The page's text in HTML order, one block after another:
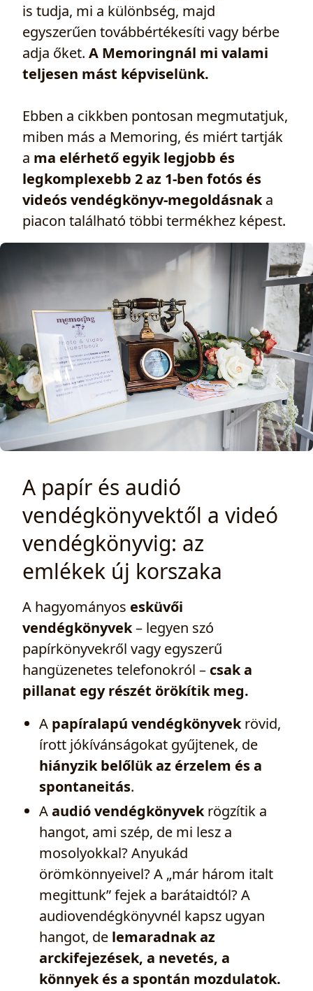
is tudja, mi a különbség, majd
egyszerűen továbbértékesíti vagy bérbe
adja őket. A Memoringnál mi valami
teljesen mást képviselünk.
Ebben a cikkben pontosan megmutatjuk,
miben más a Memoring, és miért tartják
a ma elérhető egyik legjobb és
legkomplexebb 2 az 1-ben fotós és
videós vendégkönyv-megoldásnaka
piacon található többi termékhez képest.
A papír és audió
vendégkönyvektől a videó
vendégkönyvig: az
emlékek új korszaka
A hagyományos esküvői
vendégkönyvek– legyen szó
papírkönyvekről vagy egyszerű
hangüzenetes telefonokról – csak a
pillanat egy részét örökítik meg.
A papíralapú vendégkönyvekrövid,
írott jókívánságokat gyűjtenek, de
hiányzik belőlük az érzelem és a
spontaneitás.
Aaudió vendégkönyvekrögzítik a
hangot, ami szép, de mi lesz a
mosolyokkal? Anyukád
örömkönnyeivel? A „már három italt
megittunk” fejek a barátaidtól? A
audiovendégkönyvnél kapsz ugyan
hangot, de lemaradnak az
arckifejezések, a nevetés, a
könnyek és a spontán mozdulatok.